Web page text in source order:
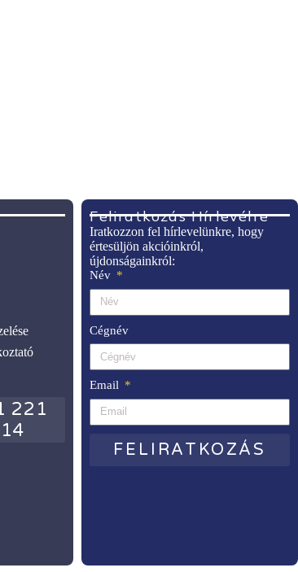
Feliratkozás Hírlevélre
Iratkozzon fel hírlevelünkre, hogy
értesüljön akcióinkról,
újdonságainkról:
Név
Cégnév
Email
FELIRATKOZÁS
221